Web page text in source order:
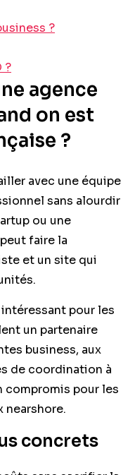
?
?
agence
on est
?
avec une équipe
sans alourdir
ou une
faire la
et un site qui
pour les
un partenaire
business, aux
de coordination à
compromis pour les
nearshore.
concrets